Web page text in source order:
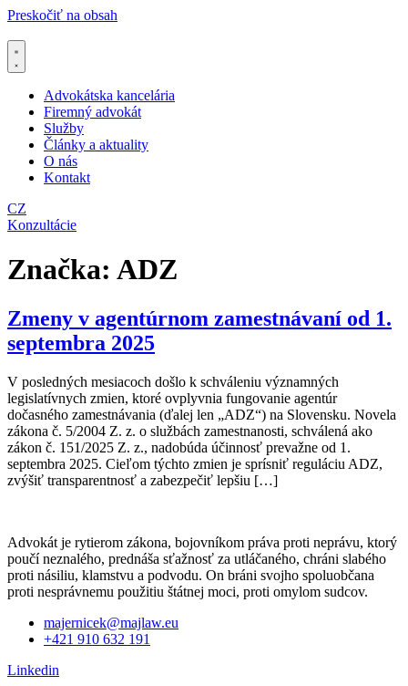
Preskočiť na obsah
Advokátska kancelária
Firemný advokát
Služby
Články a aktuality
O nás
Kontakt
CZ
Konzultácie
Značka: ADZ
Zmeny v agentúrnom zamestnávaní od 1.
septembra 2025
V posledných mesiacoch došlo k schváleniu významných
legislatívnych zmien, ktoré ovplyvnia fungovanie agentúr
dočasného zamestnávania (ďalej len „ADZ“) na Slovensku. Novela
zákona č. 5/2004 Z. z. o službách zamestnanosti, schválená ako
zákon č. 151/2025 Z. z., nadobúda účinnosť prevažne od 1.
septembra 2025. Cieľom týchto zmien je sprísniť reguláciu ADZ,
zvýšiť transparentnosť a zabezpečiť lepšiu […]
Advokát je rytierom zákona, bojovníkom práva proti neprávu, ktorý
poučí neznalého, prednáša sťažnosť za utláčaného, chráni slabého
proti násiliu, klamstvu a podvodu. On bráni svojho spoluobčana
proti nesprávnemu použitiu štátnej moci, proti omylom sudcov.
majernicek@majlaw.eu
+421 910 632 191
Linkedin